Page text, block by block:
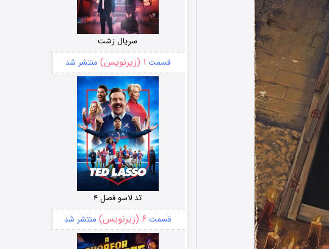
سریال زشت
قسمت ۱ (زیرنویس) منتشر شد
تد لاسو فصل ۴
قسمت ۶ (زیرنویس) منتشر شد